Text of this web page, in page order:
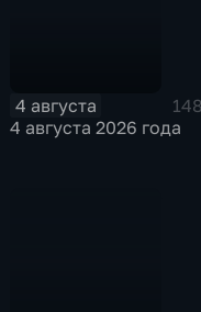
4 августа
4 августа 2026 года